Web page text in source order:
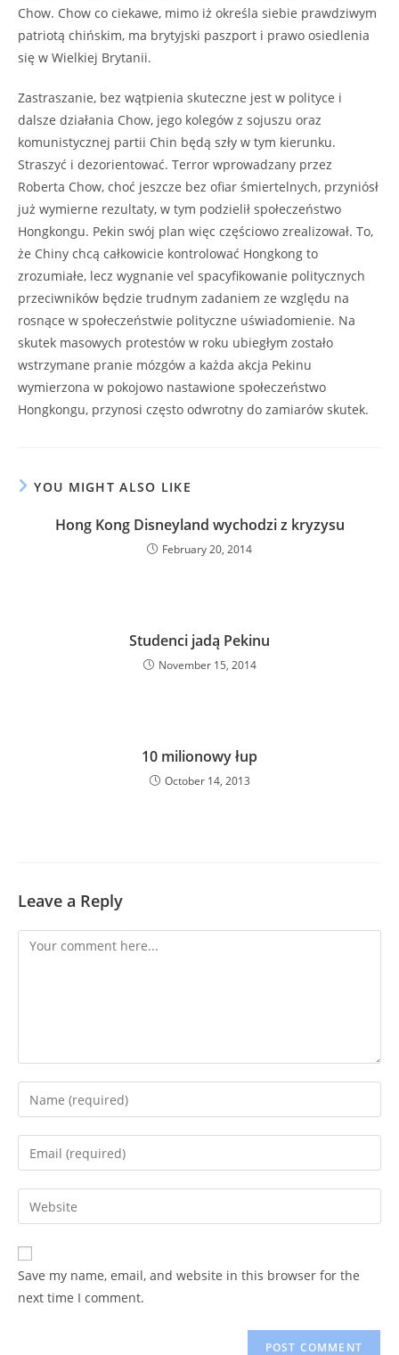
Chow. Chow co ciekawe, mimo iż określa siebie prawdziwym
patriotą chińskim, ma brytyjski paszport i prawo osiedlenia
się w Wielkiej Brytanii.
Zastraszanie, bez wątpienia skuteczne jest w polityce i
dalsze działania Chow, jego kolegów z sojuszu oraz
komunistycznej partii Chin będą szły w tym kierunku.
Straszyć i dezorientować. Terror wprowadzany przez
Roberta Chow, choć jeszcze bez ofiar śmiertelnych, przyniósł
już wymierne rezultaty, w tym podzielił społeczeństwo
Hongkongu. Pekin swój plan więc częściowo zrealizował. To,
że Chiny chcą całkowicie kontrolować Hongkong to
zrozumiałe, lecz wygnanie vel spacyfikowanie politycznych
przeciwników będzie trudnym zadaniem ze względu na
rosnące w społeczeństwie polityczne uświadomienie. Na
skutek masowych protestów w roku ubiegłym zostało
wstrzymane pranie mózgów a każda akcja Pekinu
wymierzona w pokojowo nastawione społeczeństwo
Hongkongu, przynosi często odwrotny do zamiarów skutek.
YOU MIGHT ALSO LIKE
Hong Kong Disneyland wychodzi z kryzysu
February 20, 2014
Studenci jadą Pekinu
November 15, 2014
10 milionowy łup
October 14, 2013
Leave a Reply
Comment
Enter
your
name
comment
Enter
your
email
address
comment
Enter
your
website
URL
(optional)
Save my name, email, and website in this browser for the
next time I comment.